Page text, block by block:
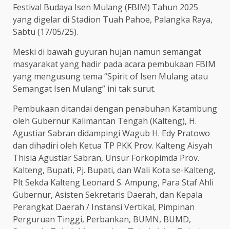
Festival Budaya Isen Mulang (FBIM) Tahun 2025
yang digelar di Stadion Tuah Pahoe, Palangka Raya,
Sabtu (17/05/25).
Meski di bawah guyuran hujan namun semangat
masyarakat yang hadir pada acara pembukaan FBIM
yang mengusung tema “Spirit of Isen Mulang atau
Semangat Isen Mulang” ini tak surut.
Pembukaan ditandai dengan penabuhan Katambung
oleh Gubernur Kalimantan Tengah (Kalteng), H.
Agustiar Sabran didampingi Wagub H. Edy Pratowo
dan dihadiri oleh Ketua TP PKK Prov. Kalteng Aisyah
Thisia Agustiar Sabran, Unsur Forkopimda Prov.
Kalteng, Bupati, Pj. Bupati, dan Wali Kota se-Kalteng,
Plt Sekda Kalteng Leonard S. Ampung, Para Staf Ahli
Gubernur, Asisten Sekretaris Daerah, dan Kepala
Perangkat Daerah / Instansi Vertikal, Pimpinan
Perguruan Tinggi, Perbankan, BUMN, BUMD,